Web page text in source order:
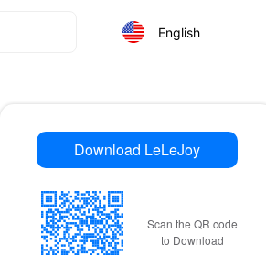
English
Download LeLeJoy
Scan the QR code
to Download